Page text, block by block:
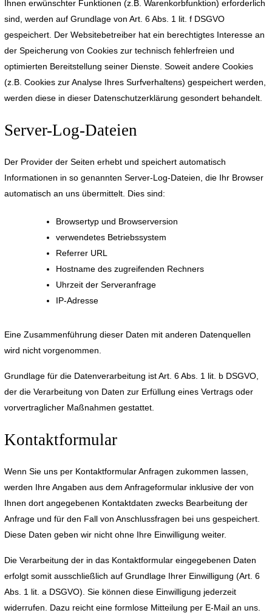
Ihnen erwünschter Funktionen (z.B. Warenkorbfunktion) erforderlich
sind, werden auf Grundlage von Art. 6 Abs. 1 lit. f DSGVO
gespeichert. Der Websitebetreiber hat ein berechtigtes Interesse an
der Speicherung von Cookies zur technisch fehlerfreien und
optimierten Bereitstellung seiner Dienste. Soweit andere Cookies
(z.B. Cookies zur Analyse Ihres Surfverhaltens) gespeichert werden,
werden diese in dieser Datenschutzerklärung gesondert behandelt.
Server-Log-Dateien
Der Provider der Seiten erhebt und speichert automatisch
Informationen in so genannten Server-Log-Dateien, die Ihr Browser
automatisch an uns übermittelt. Dies sind:
Browsertyp und Browserversion
verwendetes Betriebssystem
Referrer URL
Hostname des zugreifenden Rechners
Uhrzeit der Serveranfrage
IP-Adresse
Eine Zusammenführung dieser Daten mit anderen Datenquellen
wird nicht vorgenommen.
Grundlage für die Datenverarbeitung ist Art. 6 Abs. 1 lit. b DSGVO,
der die Verarbeitung von Daten zur Erfüllung eines Vertrags oder
vorvertraglicher Maßnahmen gestattet.
Kontaktformular
Wenn Sie uns per Kontaktformular Anfragen zukommen lassen,
werden Ihre Angaben aus dem Anfrageformular inklusive der von
Ihnen dort angegebenen Kontaktdaten zwecks Bearbeitung der
Anfrage und für den Fall von Anschlussfragen bei uns gespeichert.
Diese Daten geben wir nicht ohne Ihre Einwilligung weiter.
Die Verarbeitung der in das Kontaktformular eingegebenen Daten
erfolgt somit ausschließlich auf Grundlage Ihrer Einwilligung (Art. 6
Abs. 1 lit. a DSGVO). Sie können diese Einwilligung jederzeit
widerrufen. Dazu reicht eine formlose Mitteilung per E-Mail an uns.